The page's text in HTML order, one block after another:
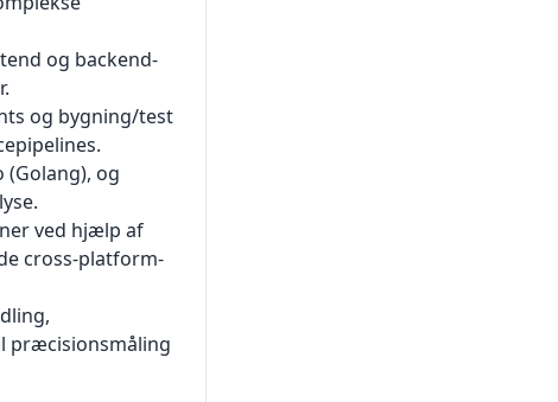
og backend-
og bygning/test
og
ved hjælp af
cross-platform-
præcisionsmåling